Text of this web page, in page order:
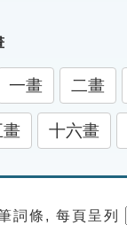
一畫 二畫
畫 十六畫
詞條, 每頁呈列